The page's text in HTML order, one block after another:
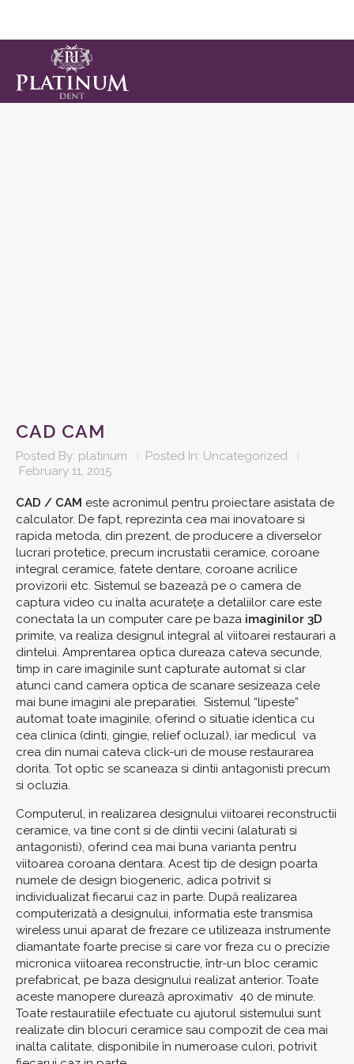
CAD CAM
Posted By: platinum Posted In: Uncategorized
February 11, 2015
CAD / CAM este acronimul pentru proiectare asistata de
calculator. De fapt, reprezinta cea mai inovatoare si
rapida metoda, din prezent, de producere a diverselor
lucrari protetice, precum incrustatii ceramice, coroane
integral ceramice, fatete dentare, coroane acrilice
provizorii etc. Sistemul se bazează pe o camera de
captura video cu inalta acuratețe a detaliilor care este
conectata la un computer care pe baza imaginilor 3D
primite, va realiza designul integral al viitoarei restaurari a
dintelui. Amprentarea optica dureaza cateva secunde,
timp in care imaginile sunt capturate automat si clar
atunci cand camera optica de scanare sesizeaza cele
mai bune imagini ale preparatiei. Sistemul “lipeste”
automat toate imaginile, oferind o situatie identica cu
cea clinica (dinti, gingie, relief ocluzal), iar medicul va
crea din numai cateva click-uri de mouse restaurarea
dorita. Tot optic se scaneaza si dintii antagonisti precum
si ocluzia.
Computerul, in realizarea designului viitoarei reconstructii
ceramice, va tine cont si de dintii vecini (alaturati si
antagonisti), oferind cea mai buna varianta pentru
viitoarea coroana dentara. Acest tip de design poarta
numele de design biogeneric, adica potrivit si
individualizat fiecarui caz in parte. După realizarea
computerizată a designului, informatia este transmisa
wireless unui aparat de frezare ce utilizeaza instrumente
diamantate foarte precise si care vor freza cu o precizie
micronica viitoarea reconstructie, într-un bloc ceramic
prefabricat, pe baza designului realizat anterior. Toate
aceste manopere durează aproximativ 40 de minute.
Toate restauratiile efectuate cu ajutorul sistemului sunt
realizate din blocuri ceramice sau compozit de cea mai
inalta calitate, disponibile în numeroase culori, potrivit